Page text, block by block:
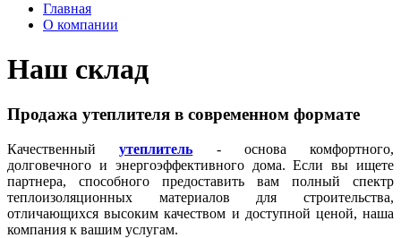
Главная
О компании
Наш склад
Продажа утеплителя в современном формате
Качественныйутеплитель - основа комфортного,
долговечного и энергоэффективного дома. Если вы ищете
партнера, способного предоставить вам полный спектр
теплоизоляционных материалов для строительства,
отличающихся высоким качеством и доступной ценой, наша
компания к вашим услугам.